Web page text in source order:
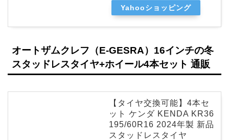
Yahooショッピング
オートザムクレフ（E-GESRA）16インチの冬
スタッドレスタイヤ+ホイール4本セット 通販
【タイヤ交換可能】4本セ
ット ケンダ KENDA KR36
195/60R16 2024年製 新品
スタッドレスタイヤ